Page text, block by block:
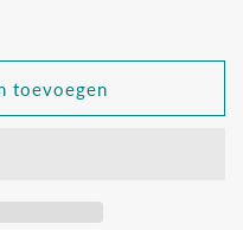
toevoegen